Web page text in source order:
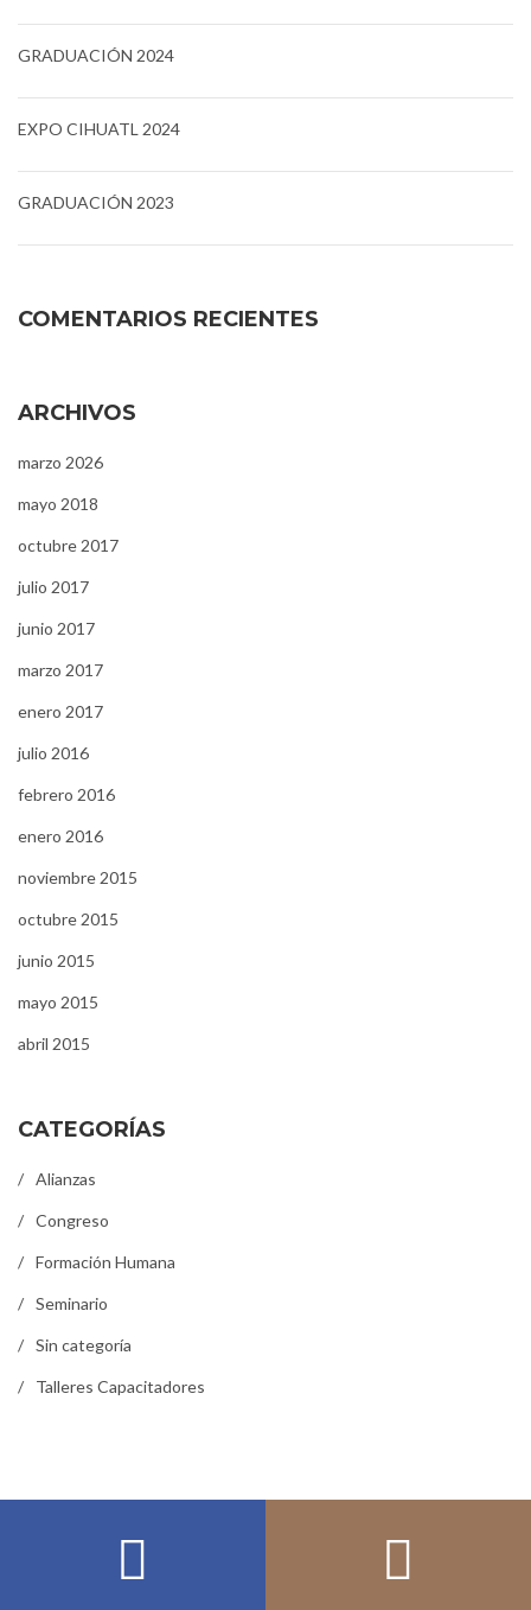
GRADUACIÓN 2024
EXPO CIHUATL 2024
GRADUACIÓN 2023
COMENTARIOS RECIENTES
ARCHIVOS
marzo 2026
mayo 2018
octubre 2017
julio 2017
junio 2017
marzo 2017
enero 2017
julio 2016
febrero 2016
enero 2016
noviembre 2015
octubre 2015
junio 2015
mayo 2015
abril 2015
CATEGORÍAS
Alianzas
Congreso
Formación Humana
Seminario
Sin categoría
Talleres Capacitadores